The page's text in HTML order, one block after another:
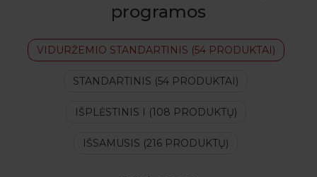
programos
VIDURŽEMIO STANDARTINIS (54 PRODUKTAI)
STANDARTINIS (54 PRODUKTAI)
IŠPLĖSTINIS I (108 PRODUKTŲ)
IŠSAMUSIS (216 PRODUKTŲ)